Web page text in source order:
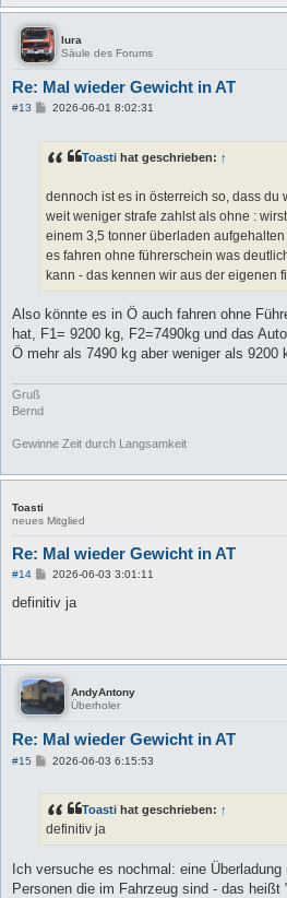
lura
Säule des Forums
Re: Mal wieder Gewicht in AT
#13
B
r
2026-06-01 8:02:31
Toasti hat geschrieben: ↑
dennoch ist es in österreich so, dass du
weit weniger strafe zahlst als ohne :
einem 3,5 tonner überladen
es fahren ohne führerschein was
kann - das kennen wir aus der eigenen
Also könnte es in Ö auch fahren ohne
hat, F1= 9200 kg, F2=7490kg und das
Ö mehr als 7490 kg aber weniger als 9200
Gruß
Bernd
Gewinne Zeit durch Langsamkeit
Toasti
neues Mitglied
Re: Mal wieder Gewicht in AT
#14
B
i
2026-06-03 3:01:11
definitiv ja
AndyAntony
Überholer
Re: Mal wieder Gewicht in AT
#15
B
r
a
2026-06-03 6:15:53
Toasti hat geschrieben: ↑
definitiv ja
Ich versuche es nochmal: eine
Personen die im Fahrzeug sind - das heißt